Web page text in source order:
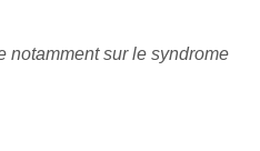
ou
notamment sur le syndrome